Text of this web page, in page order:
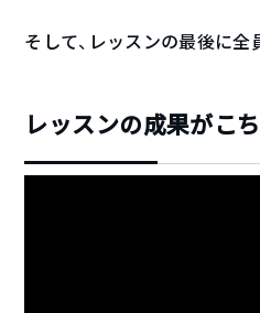
そして、レッスンの最後に全
レッスンの成果がこち